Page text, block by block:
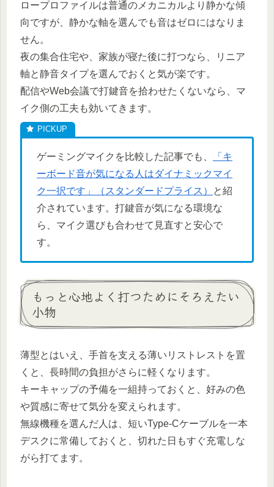
ロープロファイルは普通のメカニカルより静かな傾
向ですが、静かな軸を選んでも音はゼロにはなりま
せん。
夜の集合住宅や、家族が寝た後に打つなら、リニア
軸と静音タイプを選んでおくと気が楽です。
配信やWeb会議で打鍵音を拾わせたくないなら、マ
イク側の工夫も効いてきます。
ゲーミングマイクを比較した記事でも、
「キ
ーボード音が気になる人はダイナミックマイ
ク一択です」（スタンダードプライス）
と紹
介されています。打鍵音が気になる環境な
ら、マイク選びも合わせて見直すと安心で
す。
もっと心地よく打つためにそろえたい
小物
薄型とはいえ、手首を支える薄いリストレストを置
くと、長時間の負担がさらに軽くなります。
キーキャップの予備を一組持っておくと、好みの色
や質感に寄せて気分を変えられます。
無線機種を選んだ人は、短いType-Cケーブルを一本
デスクに常備しておくと、切れた日もすぐ充電しな
がら打てます。